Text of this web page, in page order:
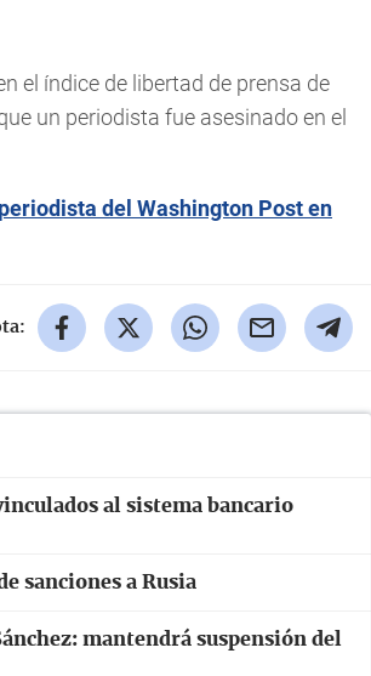
el índice de libertad de prensa de
un periodista fue asesinado en el
del Washington Post en
al sistema bancario
sanciones a Rusia
mantendrá suspensión del